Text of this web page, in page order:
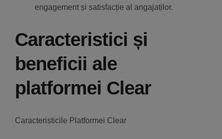
engagement și satisfacție al angajaților.
Caracteristici și
beneficii ale
platformei Clear
Caracteristicile Platformei Clear